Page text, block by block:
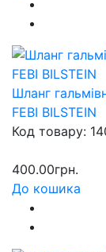
Шланг
FEBI BILSTEIN
Код товару:
400.00грн.
До кошика